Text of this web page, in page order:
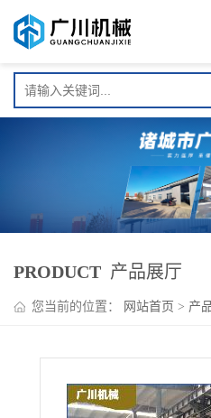
PRODUCT 产品展厅
您当前的位置： 网站首页 > 产